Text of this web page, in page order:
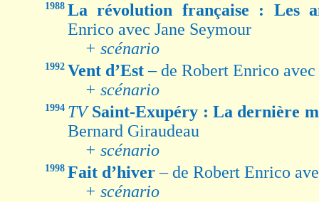
1988 La révolution française : Les
Enrico avec Jane Seymour
+ scénario
1992 Vent d’Est– de Robert Enrico
+ scénario
1994 TV Saint-Exupéry : La dernière
Bernard Giraudeau
+ scénario
1998 Fait d’hiver– de Robert Enrico
+ scénario